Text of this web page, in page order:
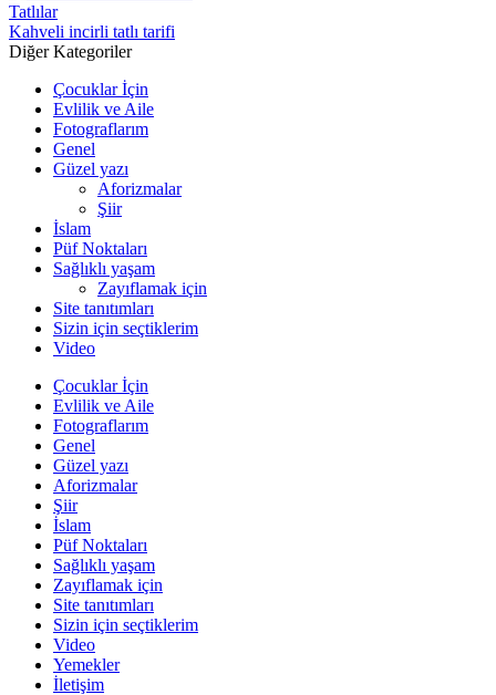
Tatlılar
Kahveli incirli tatlı tarifi
Diğer Kategoriler
Çocuklar İçin
Evlilik ve Aile
Fotograflarım
Genel
Güzel yazı
Aforizmalar
Şiir
İslam
Püf Noktaları
Sağlıklı yaşam
Zayıflamak için
Site tanıtımları
Sizin için seçtiklerim
Video
Çocuklar İçin
Evlilik ve Aile
Fotograflarım
Genel
Güzel yazı
Aforizmalar
Şiir
İslam
Püf Noktaları
Sağlıklı yaşam
Zayıflamak için
Site tanıtımları
Sizin için seçtiklerim
Video
Yemekler
İletişim